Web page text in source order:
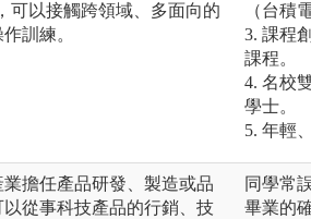
可以接觸跨領域、多面向的
訓練。
（台積
3. 課程
課程。
4. 名校
學士。
5. 年輕
擔任產品研發、製造或品
從事科技產品的行銷、技
同學常
畢業的